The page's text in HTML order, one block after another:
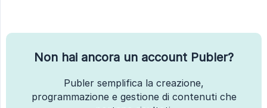
Non hai ancora un account Publer?
Publer semplifica la creazione,
programmazione e gestione di contenuti che